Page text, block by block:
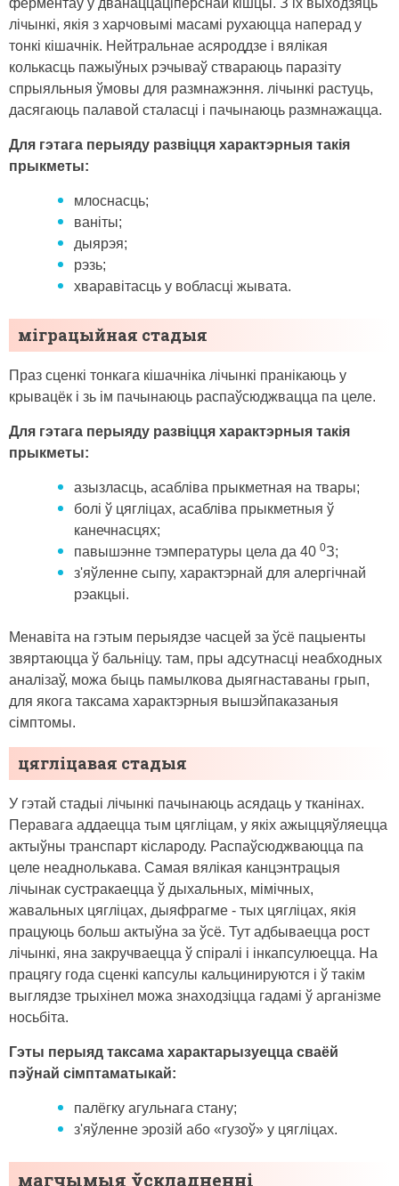
лічынкі, якія з харчовымі масамі рухаюцца наперад у
тонкі кішачнік. Нейтральнае асяроддзе і вялікая
колькасць пажыўных рэчываў ствараюць паразіту
спрыяльныя ўмовы для размнажэння. лічынкі растуць,
дасягаюць палавой сталасці і пачынаюць размнажацца.
Для гэтага перыяду развіцця характэрныя такія
прыкметы:
млоснасць;
ваніты;
дыярэя;
рэзь;
хваравітасць у вобласці жывата.
міграцыйная стадыя
Праз сценкі тонкага кішачніка лічынкі пранікаюць у
крывацёк і зь ім пачынаюць распаўсюджвацца па целе.
Для гэтага перыяду развіцця характэрныя такія
прыкметы:
азызласць, асабліва прыкметная на твары;
болі ў цягліцах, асабліва прыкметныя ў
канечнасцях;
павышэнне тэмпературы цела да 40 0З;
з'яўленне сыпу, характэрнай для алергічнай
рэакцыі.
Менавіта на гэтым перыядзе часцей за ўсё пацыенты
звяртаюцца ў бальніцу. там, пры адсутнасці неабходных
аналізаў, можа быць памылкова дыягнаставаны грып,
для якога таксама характэрныя вышэйпаказаныя
сімптомы.
цягліцавая стадыя
У гэтай стадыі лічынкі пачынаюць асядаць у тканінах.
Перавага аддаецца тым цягліцам, у якіх ажыццяўляецца
актыўны транспарт кіслароду. Распаўсюджваюцца па
целе неаднолькава. Самая вялікая канцэнтрацыя
лічынак сустракаецца ў дыхальных, мімічных,
жавальных цягліцах, дыяфрагме - тых цягліцах, якія
працуюць больш актыўна за ўсё. Тут адбываецца рост
лічынкі, яна закручваецца ў спіралі і інкапсулюецца. На
працягу года сценкі капсулы кальцинируются і ў такім
выглядзе трыхінел можа знаходзіцца гадамі ў арганізме
носьбіта.
Гэты перыяд таксама характарызуецца сваёй
пэўнай сімптаматыкай:
палёгку агульнага стану;
з'яўленне эрозій або «гузоў» у цягліцах.
магчымыя ўскладненні